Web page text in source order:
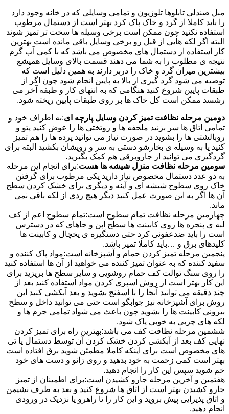
مبل صندلی تابلوها تلوزیون و تمامی وسایلی که در خانه وجود دارد
را باید کاملا از گرد و خاک پاک کرد بهتر است از دستمال مرطوب
استفاده نکنید چون ممکن است برخی وسیله ها سخت تر تمیز شوند
البته اگر لکه هایی از قبل رو برخی وسایل باقی مانده است بهترین
کار استفاده از دستمال های مخصوص می باشد که با کمی آب گرم
نتیجه ی مطلوب را به شما می دهند قسمت بالای وسایل همیشع
بیشترین میزان گرد و خاک را دربر دارند به همین دلیل است که
توصیه می شود گرد گیری از بالا به پایین انجام شود چون اگر از
طبقات پایین شروع کنید هنگامی که به انتهای کار و طبقه آخر می
رشسد ممکن است کل خاک ها بر روی طبقات پایین ریخته شود.
دومین مرحله نظافت تمیز کردن وسایل پارچه ای:به اطراف خود و
تمامی اتاق ها سر بزنید ملحفه ها و روتختی ها را عوض کنید پتو و
روبالشتی ها را بشوید در صورت نیاز می توانید پرده ها را هم تمیز
کنید یا به وسیله ی بخارشو دستی به سر و رویشان بکشید البته برای
گردگیری می توانید از جاروبرقی هم کمک بگیرید.
سومین مرحله نظافت منزل شیشه ها هست:برای انجام این مرحله
به دو عدد دستمال مخصوص نیاز دارید یکی مرطوب برای گرفتن
خاک روی سطوح شیشه ای و آینه و دیگری برای خشک کردن سطح
آن ها اگر به این صورت عمل کنید دیگر هیچ ردی از لکه باقی نمی
ماند.
چهارمین مرحله نظافت تمام سطوح است:تمام سطوح اعم از کف
لبه ی پنجره ها روی کابینت ها سطح اپن و جاهای که در دسترس
است را باید ضدعفونی کرد حتی دستگیره ی یخچال و کابینت ها
کلیدهای برق و …باید کاملا تمیز باشد.
پنجمین مرحله تمیز کردن حمام و آشپزخانه است:مواد پاک کننده و
سفید کننده که به عنوان تمیز کننده می خواهید از آن ها استفاده کنید
را روی سنگ توالت کف حمام روشویی و سایر سطح ها بریزید برای
این کار بهتر است از روش اسپری کردن مواد استفاده کنید بعد از
چند دقیقه می توانید آنجا را با اسفنج بشوید و بعد آبکشی کنید این
روش برای آشپزخانه نیز جوابگو است حتی می توانید داخل و سطح
بیرونی کابینت ها را بشوید چون باعث می شواد تمامی جرم ها و
لکه های چربی به خوبی پاک شود.
ششمین مرحله نظافت کف می باشد:بهترین راه برای تمیز کردن
نهایی کف بعد از آبکشی کردن خشک کردن آن توسط دستمال یا تی
های مخصوص است برای اینکه کاملا مطمئن شوید برق افتاده است
بهتر است کمی زحمت به خود بدهید و روی زانو و دست های خود
خم شوید سپس این کار را انجام دهید.
هفتمین و آخرین مرحله جارو کشیدن است:برای اطمینان از تمیز
جارو کشیدن بهتر است از اتاق ها شروع کنید و بعد به طرف نشیمن
و اتاق پذیرایی پیش بروید و این کار را تا راهرو یا نزدیک در ورودی
انجام دهید.